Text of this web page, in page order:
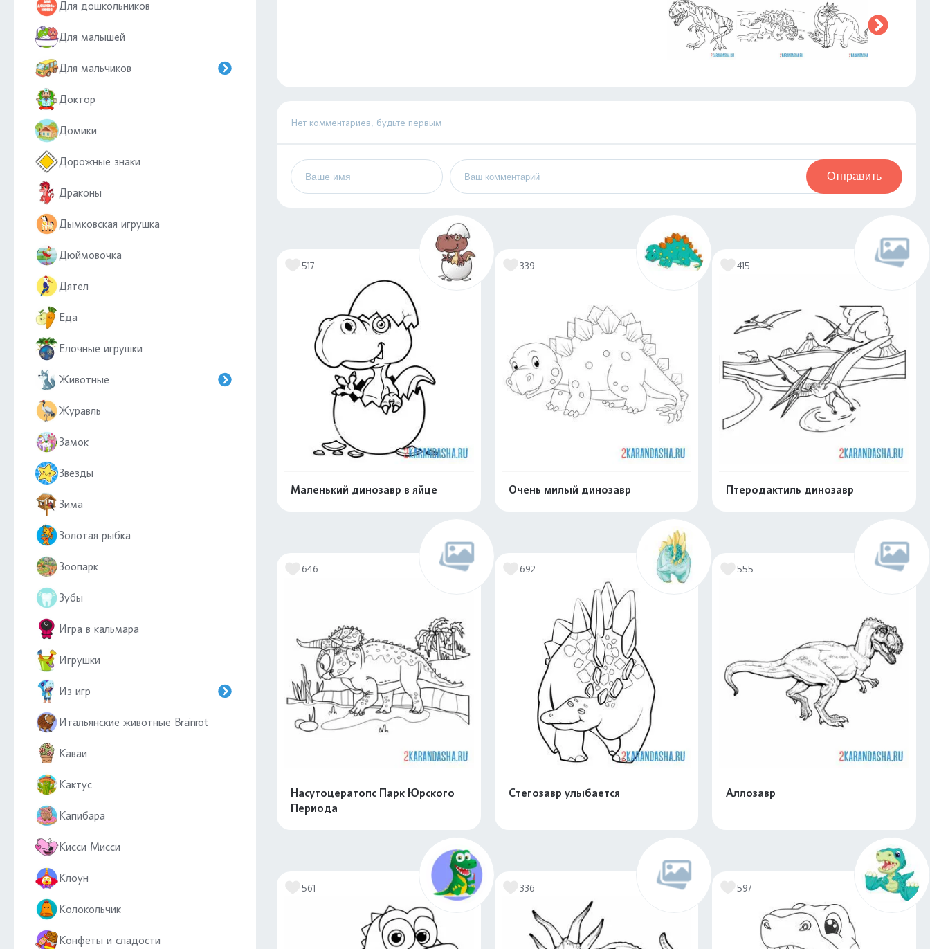
Для дошкольников
Для малышей
Для мальчиков
Доктор
Домики
Дорожные знаки
Драконы
Дымковская игрушка
Дюймовочка
Дятел
Еда
Елочные игрушки
Животные
Журавль
Замок
Звезды
Зима
Золотая рыбка
Зоопарк
Зубы
Игра в кальмара
Игрушки
Из игр
Итальянские животные Brainrot
Каваи
Кактус
Капибара
Кисси Мисси
Клоун
Колокольчик
Конфеты и сладости
Нет комментариев, будьте первым
Отправить
517
Маленький динозавр в яйце
339
Очень милый динозавр
415
Птеродактиль динозавр
646
Насутоцератопс Парк Юрского
Периода
692
Стегозавр улыбается
555
Аллозавр
561 336 597